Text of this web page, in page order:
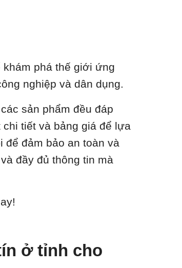
phá thế giới ứng
nghiệp và dân dụng.
sản phẩm đều đáp
tiết và bảng giá để lựa
để đảm bảo an toàn và
đầy đủ thông tin mà
ở tỉnh cho